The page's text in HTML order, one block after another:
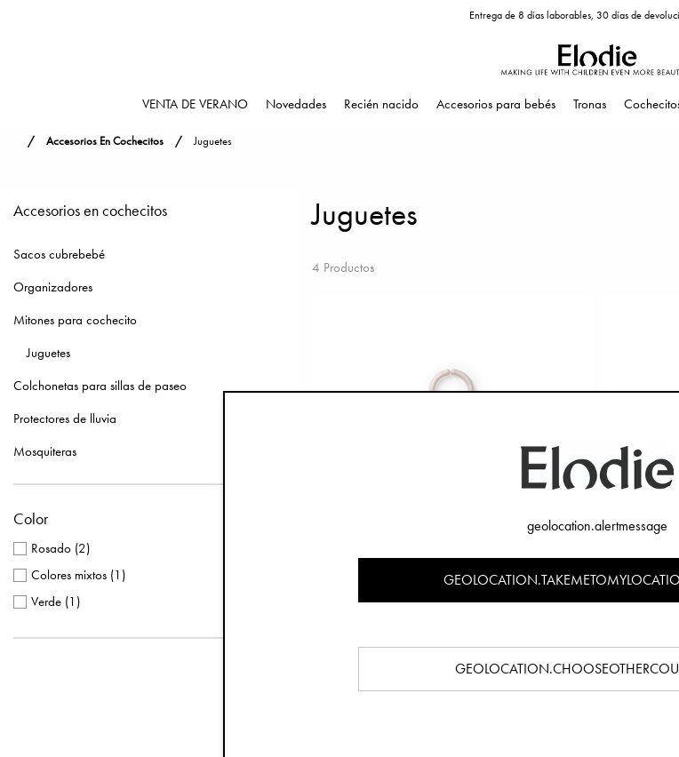
Entrega de 8 días laborables, 30 días de
VENTA DE VERANO Novedades Recién nacido Accesorios para bebés Tronas
Accesorios En Cochecitos Juguetes
Accesorios en cochecitos
Sacos cubrebebé
Organizadores
Mitones para cochecito
Juguetes
Colchonetas para sillas de paseo
Protectores de lluvia
Mosquiteras
Color
Rosado (2)
Colores mixtos (1 )
Verde (1 )
Juguetes
4 Productos
Juguete para silla de paseo - Candy Stripes Juguete
geolocation.alertmessage